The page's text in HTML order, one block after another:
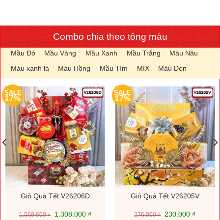
Combo chia theo tông màu
Mầu Đỏ Mầu Vàng Mầu Xanh Mầu Trắng
Màu Nâu
Màu xanh lá
Màu Hồng Mầu Tím MIX Màu Đen
SALE
17%
Giỏ Quà Tết V26206D
1.569.600₫
Giá
1.308.000 ₫Giá
SALE
17%
Giỏ Quà Tết V26205V
276.000₫
Giá
230.000 ₫Giá